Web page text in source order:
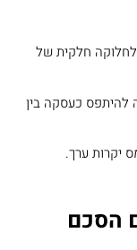
לחלוקה חלקית של
להיתפס כעסקה בין
יקרות ערך.
הסכם